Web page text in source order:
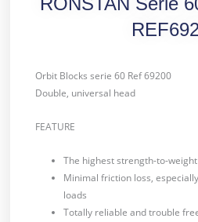
Orbit Blocks serie 60 Ref 69200
Double, universal head
FEATURE
The highest strength-to-
Minimal friction loss,
loads
Totally reliable and trouble